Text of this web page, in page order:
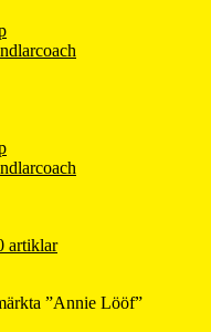
artiklar
”Annie Lööf”